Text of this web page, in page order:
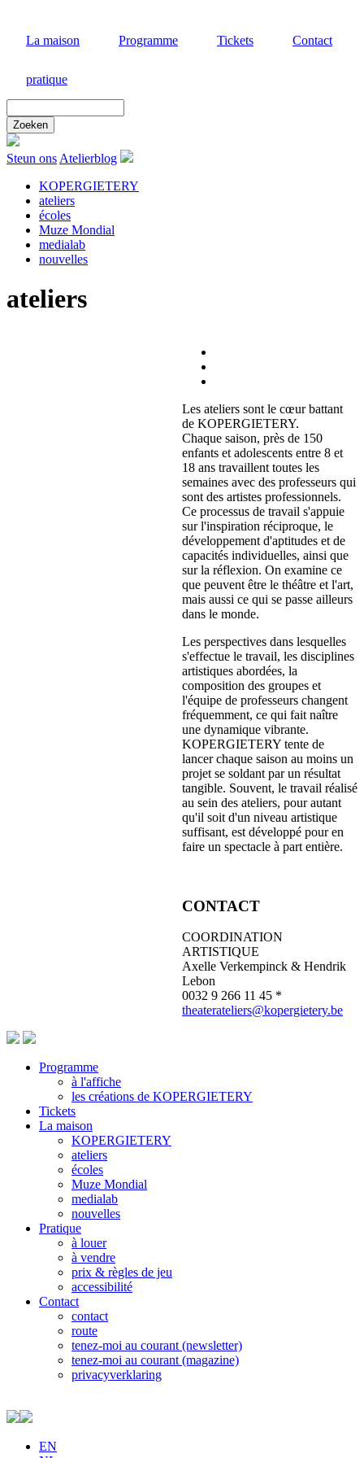
contenu
La maison Programme Tickets Contact
pratique
door
deze
site
Steun ons Atelierblog
Hoofdnavigatie
KOPERGIETERY
ateliers
écoles
Muze Mondial
medialab
nouvelles
ateliers
Les ateliers sont le cœur battant
de KOPERGIETERY.
Chaque saison, près de 150
enfants et adolescents entre 8 et
18 ans travaillent toutes les
semaines avec des professeurs qui
sont des artistes professionnels.
Ce processus de travail s'appuie
sur l'inspiration réciproque, le
développement d'aptitudes et de
capacités individuelles, ainsi que
sur la réflexion. On examine ce
que peuvent être le théâtre et l'art,
mais aussi ce qui se passe ailleurs
dans le monde.
Les perspectives dans lesquelles
s'effectue le travail, les disciplines
artistiques abordées, la
composition des groupes et
l'équipe de professeurs changent
fréquemment, ce qui fait naître
une dynamique vibrante.
KOPERGIETERY tente de
lancer chaque saison au moins un
projet se soldant par un résultat
tangible. Souvent, le travail réalisé
au sein des ateliers, pour autant
qu'il soit d'un niveau artistique
suffisant, est développé pour en
faire un spectacle à part entière.
CONTACT
COORDINATION
ARTISTIQUE
Axelle Verkempinck & Hendrik
Lebon
0032 9 266 11 45 *
theaterateliers@kopergietery.be
Footer
Programme
à l'affiche
les créations de KOPERGIETERY
Tickets
La maison
KOPERGIETERY
ateliers
écoles
Muze Mondial
medialab
nouvelles
Pratique
à louer
à vendre
prix & règles de jeu
accessibilité
Contact
contact
route
tenez-moi au courant (newsletter)
tenez-moi au courant (magazine)
privacyverklaring
EN